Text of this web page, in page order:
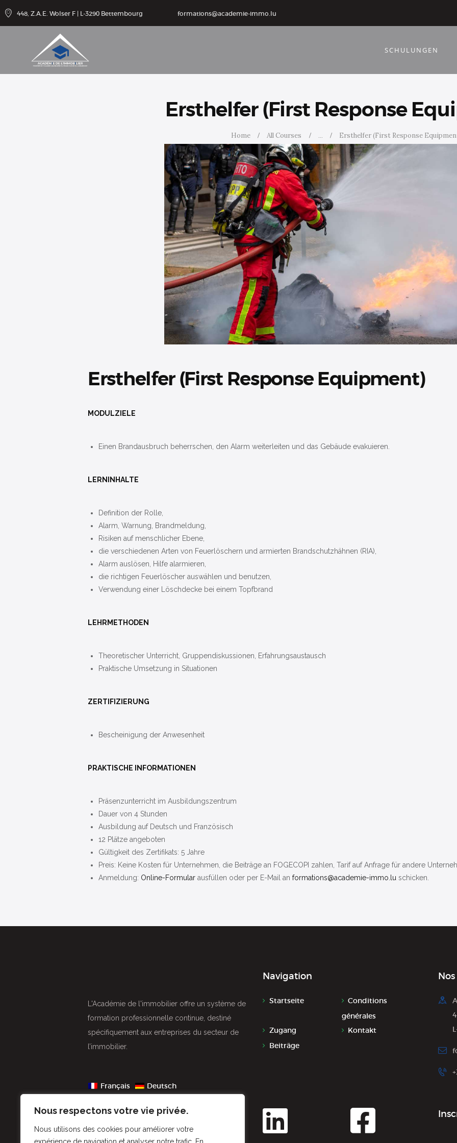
Nous respectons votre vie privée.
Nous utilisons des cookies pour améliorer votre
448, Z.A.E. Wolser F | L-3290 Bettembourg formations@academie-immo.lu
SCHULUNGEN
Ersthelfer (First Response
Home All Courses ... Ersthelfer (First Response
Schulun
gen
Beiträge
Ersthelfer (First Response Equipment)
MODULZIELE
Einen Brandausbruch beherrschen, den Alarm weiterleiten und das Gebäude evakuieren.
LERNINHALTE
Definition der Rolle,
Alarm, Warnung, Brandmeldung,
Risiken auf menschlicher Ebene,
die verschiedenen Arten von Feuerlöschern und armierten Brandschutzhähnen (RIA),
Alarm auslösen, Hilfe alarmieren,
die richtigen Feuerlöscher auswählen und benutzen,
Verwendung einer Löschdecke bei einem Topfbrand
LEHRMETHODEN
Theoretischer Unterricht, Gruppendiskussionen, Erfahrungsaustausch
Praktische Umsetzung in Situationen
ZERTIFIZIERUNG
Bescheinigung der Anwesenheit
PRAKTISCHE INFORMATIONEN
Präsenzunterricht im Ausbildungszentrum
Dauer von 4 Stunden
Ausbildung auf Deutsch und Französisch
12 Plätze angeboten
Gültigkeit des Zertifikats: 5 Jahre
Preis: Keine Kosten für Unternehmen, die Beiträge an FOGECOPI zahlen, Tarif auf Anfrage für andere
Anmeldung: Online-Formular ausfüllen oder per E-Mail an formations@academie-immo.lu schicken.
L'Académie de l'immobilier offre un système de
formation professionnelle continue, destiné
spécifiquement aux entreprises du secteur de
l’immobilier.
Français Deutsch
Navigation
Startseite
Conditions
générales
Zugang
Kontakt
Beiträge